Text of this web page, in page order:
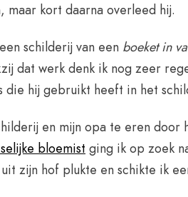
maar kort daarna overleed hij.
schilderij van een boeket in
dat werk denk ik nog zeer
die hij gebruikt heeft in het
en mijn opa te eren
bloemist ging ik op zoek
zijn hof plukte en schikte ik